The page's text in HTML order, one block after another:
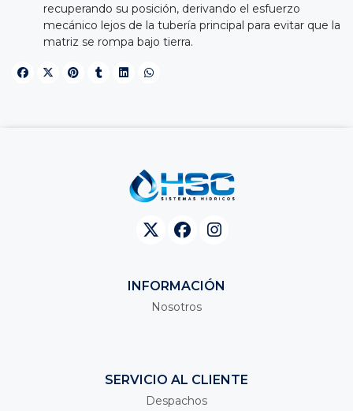
recuperando su posición, derivando el esfuerzo
mecánico lejos de la tubería principal para evitar que la
matriz se rompa bajo tierra.
INFORMACIÓN
Nosotros
SERVICIO AL CLIENTE
Despachos